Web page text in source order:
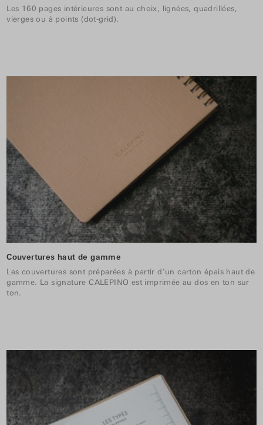
Les 160 pages intérieures sont au choix, lignées, quadrillées,
vierges ou à points (dot-grid).
Couvertures haut de gamme
Les couvertures sont préparées à partir d'un carton épais haut de
gamme. La signature CALEPINO est imprimée au dos en ton sur
ton.